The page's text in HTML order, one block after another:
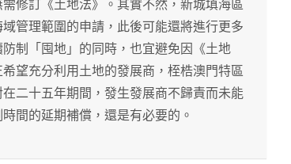
修訂《土地法》。其實不然，新城填海區
管理範圍的申請，此後可能還將進行更多
制「囤地」的同時，也宜避免因《土地
望充分利用土地的發展商，桎梏澳門特區
二十五年期間，發生發展商不歸責而未能
間的延期補償，還是有必要的。